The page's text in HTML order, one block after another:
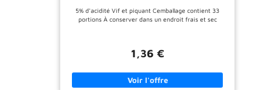
5% d'acidité Vif et piquant Cemballage contient 33
portions À conserver dans un endroit frais et sec
1,36 €